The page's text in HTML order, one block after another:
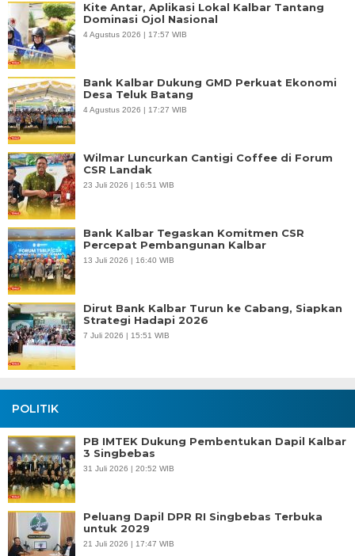
Kite Antar, Aplikasi Lokal Kalbar Tantang
Dominasi Ojol Nasional
4 Agustus 2026 | 17:57 WIB
Bank Kalbar Dukung GMD Perkuat Ekonomi
Desa Teluk Batang
4 Agustus 2026 | 17:27 WIB
Wilmar Luncurkan Cantigi Coffee di Forum
CSR Landak
23 Juli 2026 | 16:51 WIB
Bank Kalbar Tegaskan Komitmen CSR
Percepat Pembangunan Kalbar
13 Juli 2026 | 16:40 WIB
Dirut Bank Kalbar Turun ke Cabang, Siapkan
Strategi Hadapi 2026
7 Juli 2026 | 15:51 WIB
POLITIK
PB IMTEK Dukung Pembentukan Dapil Kalbar
3 Singbebas
31 Juli 2026 | 20:52 WIB
Peluang Dapil DPR RI Singbebas Terbuka
untuk 2029
21 Juli 2026 | 17:47 WIB